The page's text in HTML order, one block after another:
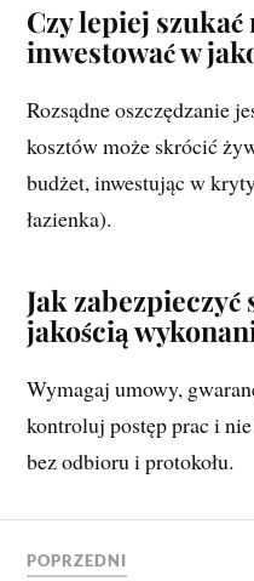
Czy lepiej
inwestować w
Rozsądne oszczędzanie
kosztów może skrócić
budżet, inwestując w
łazienka).
Jak
jakością
Wymagaj umowy,
kontroluj postęp prac i
bez odbioru i protokołu.
POPRZEDNI